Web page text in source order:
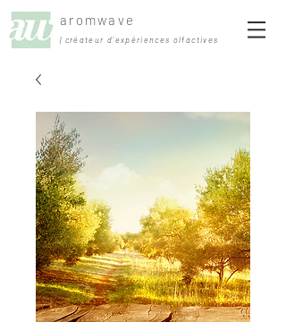
aromwave
| créateur d'expériences olfactives